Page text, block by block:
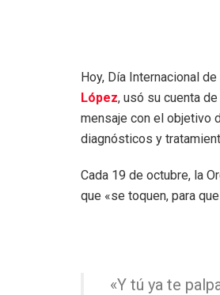
Hoy, Día Internacional
López, usó su cuenta
mensaje con el objetivo
diagnósticos y
Cada 19 de octubre, la
que «se toquen, para
«Y tú ya te